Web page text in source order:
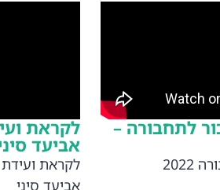
לתחבורה – לקראת
אביעד
לקראת ועידת
אביעד סיני